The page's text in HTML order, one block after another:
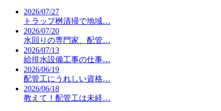
2026/07/27
トラップ桝清掃で地域…
2026/07/20
水回りの専門家、配管…
2026/07/13
給排水設備工事の仕事…
2026/06/19
配管工にうれしい資格…
2026/06/18
教えて！配管工は未経…